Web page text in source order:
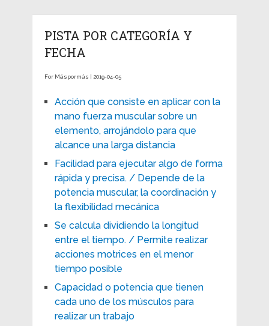
PISTA POR CATEGORÍA Y
FECHA
For Máspormás | 2019-04-05
Acción que consiste en aplicar con la
mano fuerza muscular sobre un
elemento, arrojándolo para que
alcance una larga distancia
Facilidad para ejecutar algo de forma
rápida y precisa. / Depende de la
potencia muscular, la coordinación y
la flexibilidad mecánica
Se calcula dividiendo la longitud
entre el tiempo. / Permite realizar
acciones motrices en el menor
tiempo posible
Capacidad o potencia que tienen
cada uno de los músculos para
realizar un trabajo